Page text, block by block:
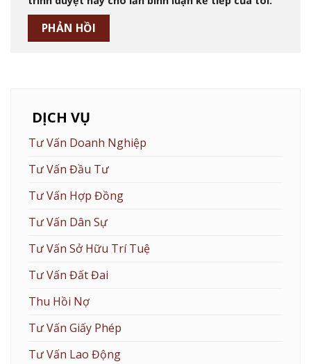
DỊCH VỤ
Tư Vấn Doanh Nghiệp
Tư Vấn Đầu Tư
Tư Vấn Hợp Đồng
Tư Vấn Dân Sự
Tư Vấn Sở Hữu Trí Tuệ
Tư Vấn Đất Đai
Thu Hồi Nợ
Tư Vấn Giấy Phép
Tư Vấn Lao Động